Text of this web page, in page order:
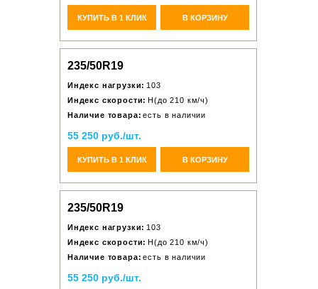
КУПИТЬ В 1 КЛИК В КОРЗИНУ
235/50R19
Индекс нагрузки: 103
Индекс скорости: H(до 210 км/ч)
Наличие товара: есть в наличии
55 250 руб./шт.
КУПИТЬ В 1 КЛИК В КОРЗИНУ
235/50R19
Индекс нагрузки: 103
Индекс скорости: H(до 210 км/ч)
Наличие товара: есть в наличии
55 250 руб./шт.